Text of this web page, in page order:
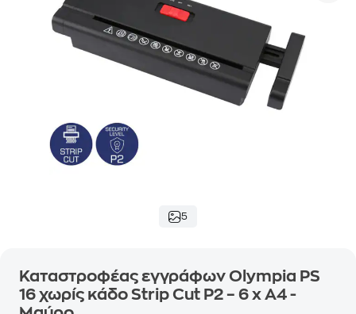
5
Καταστροφέας εγγράφων Olympia PS
16 χωρίς κάδο Strip Cut P2 – 6 x A4 -